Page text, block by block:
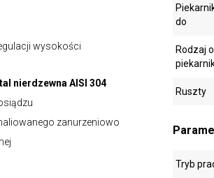
wysokości
nierdzewna AISI 304
zanurzeniowo
do
Rodzaj
Ruszty
Tryb